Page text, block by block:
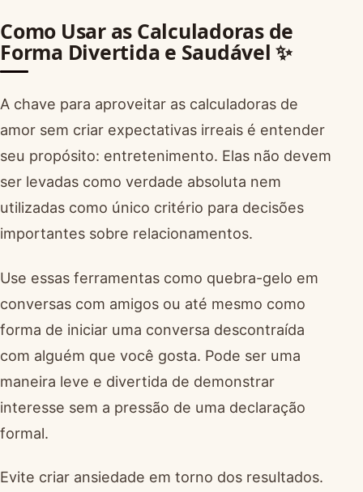
Como Usar as Calculadoras de
Forma Divertida e Saudável ✨
A chave para aproveitar as calculadoras de
amor sem criar expectativas irreais é entender
seu propósito: entretenimento. Elas não devem
ser levadas como verdade absoluta nem
utilizadas como único critério para decisões
importantes sobre relacionamentos.
Use essas ferramentas como quebra-gelo em
conversas com amigos ou até mesmo como
forma de iniciar uma conversa descontraída
com alguém que você gosta. Pode ser uma
maneira leve e divertida de demonstrar
interesse sem a pressão de uma declaração
formal.
Evite criar ansiedade em torno dos resultados.